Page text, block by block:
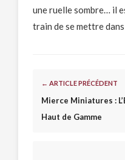
une ruelle sombre… il
train de se mettre
← ARTICLE PRÉCÉDENT
Mierce Miniatures :
Haut de Gamme